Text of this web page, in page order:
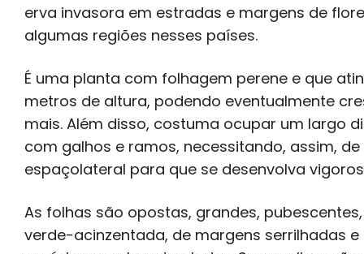
erva invasora em estradas e margens de
algumas regiões nesses países.
É uma planta com folhagem perene e que
metros de altura, podendo eventualmente
mais. Além disso, costuma ocupar um largo
com galhos e ramos, necessitando, assim, de
espaçolateral para que se desenvolva
As folhas são opostas, grandes,
verde-acinzentada, de margens serrilhadas e